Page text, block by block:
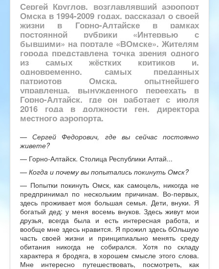
Сергей Круглов, возглавлявший аэропорт
Омска в 1994-2009 годах, рассказал о своей
жизни в Горно-Алтайске в рамках
постоянной рубрики «Интервью с
бывшими» на портале «ВОмске». Жителям
города представлена точка зрения одного
из самых жёстких критиков и,
одновременно, самых преданных
патриотов Омска, опытнейшего
управленца, вынужденного переехать в
Горно-Алтайск, где он работает с июля
2016 года в должности ген. директора
местного аэропорта.
— Сергей Федорович, где вы сейчас постоянно
живете?
— Горно-Алтайск. Столица Республики Алтай...
— Когда и почему вы попытались покинуть Омск?
— Попытки покинуть Омск, как самоцель, никогда не
предпринимал по нескольким причинам. Во-первых,
здесь проживает моя большая семья. Дети, внуки. Я
богатый дед: у меня восемь внуков. Здесь живут мои
друзья, всегда была и есть интересная работа, и
вообще мне здесь нравится. Я прожил здесь бОльшую
часть своей жизни и принципиально менять среду
обитания никогда не собирался. Хотя по складу
характера я бродяга, в хорошем смысле этого слова.
Мне интересно путешествовать, посмотреть, как